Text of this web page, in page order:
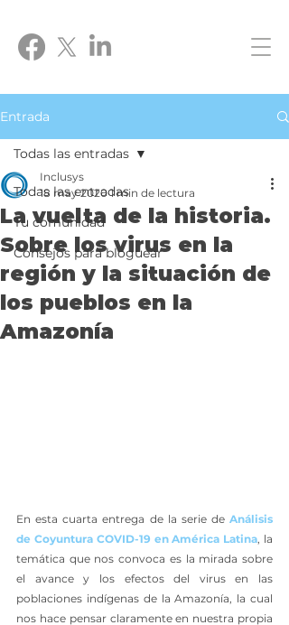
Entrada
Todas las entradas
Tu comunidad
Consejos para bloguear
Todas las entradas
La vuelta de la historia.
Sobre los virus en la
región y la situación de
los pueblos en la
Amazonía
Inclusys
18 may 2020 1 min de lectura
En esta cuarta entrega de la serie de Análisis
de Coyuntura COVID-19 en América Latina, la
temática que nos convoca es la mirada sobre
el avance y los efectos del virus en las
poblaciones indígenas de la Amazonía, la cual
nos hace pensar claramente en nuestra propia